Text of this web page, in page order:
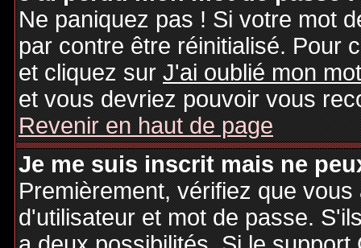
Ne paniquez pas ! Si votre mot
par contre être réinitialisé. Pour
et cliquez surJ'ai oublié mon
et vous devriez pouvoir vous
Revenir en haut de page
Je me suis inscrit mais ne
Premièrement, vérifiez que
d'utilisateur et mot de passe.